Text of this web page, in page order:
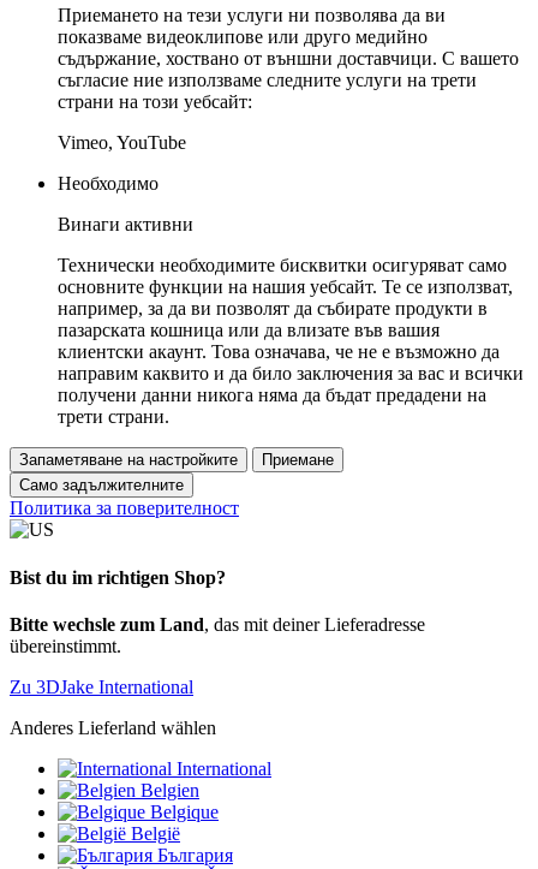
Приемането на тези услуги ни позволява да ви
показваме видеоклипове или друго медийно
съдържание, хоствано от външни доставчици. С вашето
съгласие ние използваме следните услуги на трети
страни на този уебсайт:
Vimeo, YouTube
Необходимо
Винаги активни
Технически необходимите бисквитки осигуряват само
основните функции на нашия уебсайт. Те се използват,
например, за да ви позволят да събирате продукти в
пазарската кошница или да влизате във вашия
клиентски акаунт. Това означава, че не е възможно да
направим каквито и да било заключения за вас и всички
получени данни никога няма да бъдат предадени на
трети страни.
Запаметяване на настройките
Приемане
Само задължителните
Политика за поверителност
Bist du im richtigen Shop?
Bitte wechsle zum Land, das mit deiner Lieferadresse
übereinstimmt.
Zu 3DJake International
Anderes Lieferland wählen
International
Belgien
Belgique
België
България